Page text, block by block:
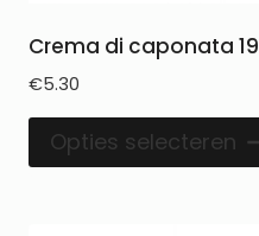
Crema di caponata
€5.30
Opties selecteren